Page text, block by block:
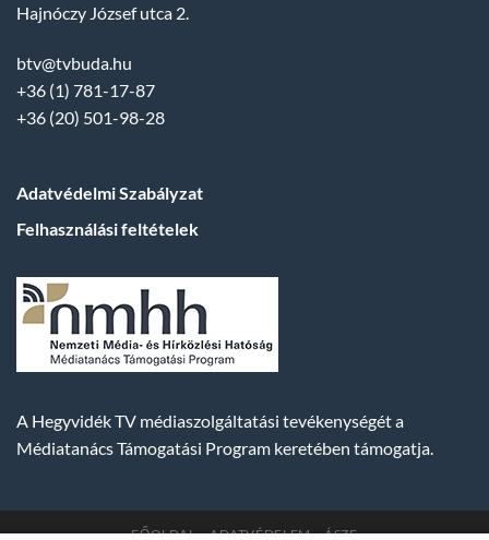
Hajnóczy József utca 2.
btv@tvbuda.hu
+36 (1) 781-17-87
+36 (20) 501-98-28
Adatvédelmi Szabályzat
Felhasználási feltételek
A Hegyvidék TV médiaszolgáltatási tevékenységét a
Médiatanács Támogatási Program keretében támogatja.
FŐOLDAL ADATVÉDELEM ÁSZF